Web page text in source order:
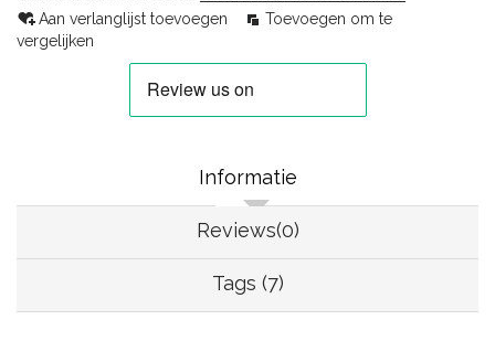
Aan verlanglijst toevoegen
Toevoegen om te
vergelijken
Informatie
Reviews(0)
Tags (7)